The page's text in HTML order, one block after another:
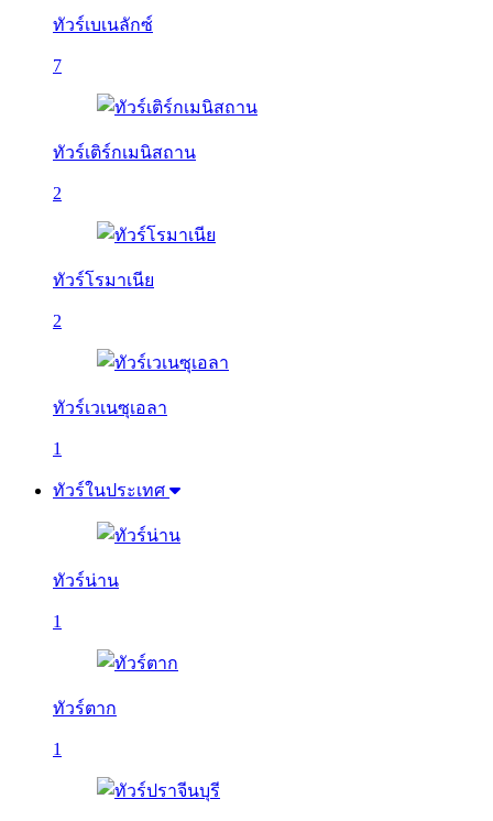
ทัวร์เบเนลักซ์
7
ทัวร์เติร์กเมนิสถาน
2
ทัวร์โรมาเนีย
2
ทัวร์เวเนซุเอลา
1
ทัวร์ในประเทศ
ทัวร์น่าน
1
ทัวร์ตาก
1